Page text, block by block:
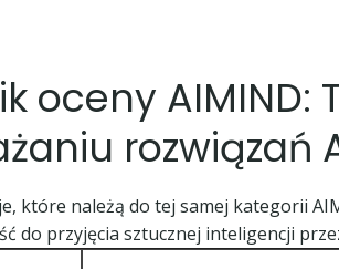
oceny AIMIND:
rozwiązań
które należą do tej samej kategorii
do przyjęcia sztucznej inteligencji